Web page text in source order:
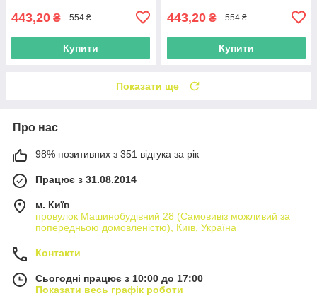
443,20 ₴ 554 ₴
Купити
443,20 ₴ 554 ₴
Купити
Показати ще
Про нас
98% позитивних з 351 відгука за рік
Працює з 31.08.2014
м. Київ
провулок Машинобудівний 28 (Самовивіз можливий за
попередньою домовленістю), Київ, Україна
Контакти
Сьогодні працює з 10:00 до 17:00
Показати весь графік роботи